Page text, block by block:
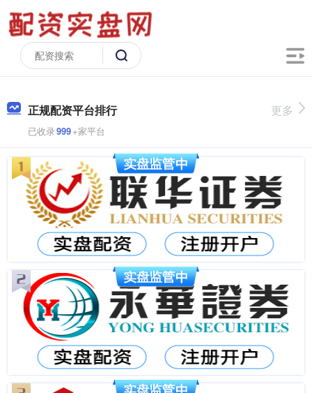
正规配资平台排行
已收录999+家平台
更多